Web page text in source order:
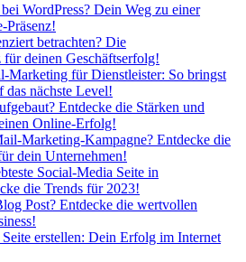
WordPress? Dein Weg zu einer
Präsenz!
betrachten? Die
für deinen Geschäftserfolg!
Marketing für Dienstleister: So bringst
das nächste Level!
Entdecke die Stärken und
Online-Erfolg!
Marketing-Kampagne? Entdecke die
dein Unternehmen!
Social-Media Seite in
die Trends für 2023!
Post? Entdecke die wertvollen
erstellen: Dein Erfolg im Internet